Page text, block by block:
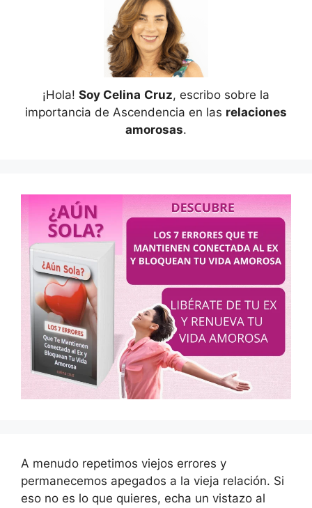
¡Hola! Soy Celina Cruz, escribo sobre la
importancia de Ascendencia en las relaciones
amorosas.
A menudo repetimos viejos errores y
permanecemos apegados a la vieja relación. Si
eso no es lo que quieres, echa un vistazo al